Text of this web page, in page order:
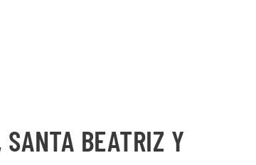
SANTA BEATRIZ Y